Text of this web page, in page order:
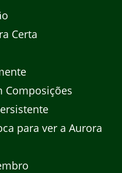
Certa
Composições
para ver a Aurora